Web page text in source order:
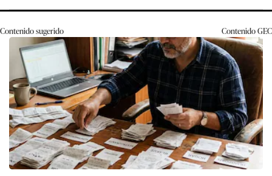
Contenido sugerido ContenidoGEC